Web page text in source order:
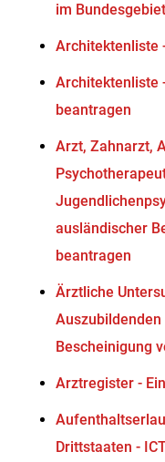
im Bundesgebiet
Architektenliste
Architektenliste
beantragen
Arzt, Zahnarzt,
ausländischer
beantragen
Ärztliche
Bescheinigung
Arztregister -
Drittstaaten -